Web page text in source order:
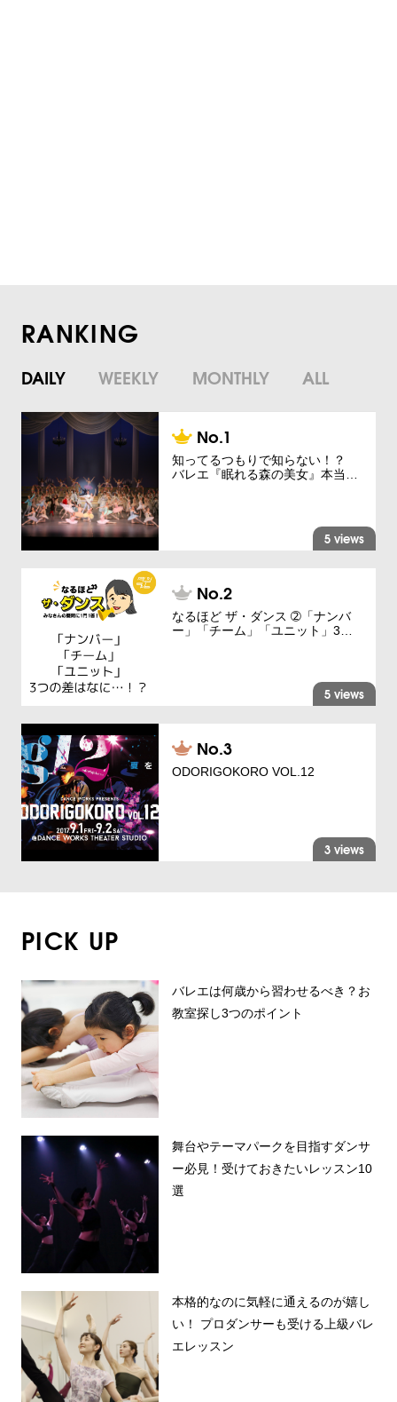
RANKING
DAILY WEEKLY MONTHLY ALL
知ってるつもりで知らない！？
バレエ『眠れる森の美女』本当…
5 views
なるほど ザ・ダンス ➁「ナンバ
ー」「チーム」「ユニット」3…
5 views
ODORIGOKORO VOL.12
3 views
PICK UP
バレエは何歳から習わせるべき？お
教室探し3つのポイント
舞台やテーマパークを目指すダンサ
ー必見！受けておきたいレッスン10
選
本格的なのに気軽に通えるのが嬉し
い！ プロダンサーも受ける上級バレ
エレッスン